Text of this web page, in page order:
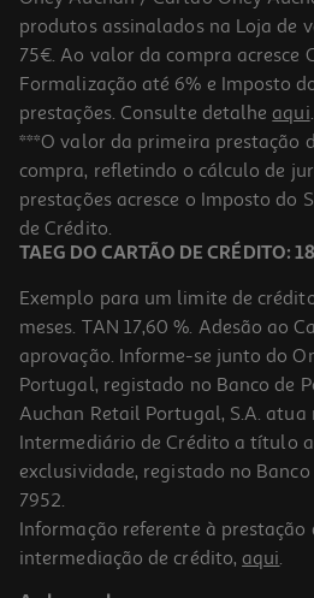
5.0
Alguidar Actuel Verde 10l
3.99 €/un
3,99 €
Alguidar Redondo 20l Cores Sortidas
produtos assinalados na Loja de
75€. Ao valor da compra acresce
Formalização até 6% e Imposto
prestações. Consulte detalhe aqui.
***O valor da primeira prestação
compra, refletindo o cálculo de
prestações acresce o Imposto do
de Crédito.
TAEG DO CARTÃO DE CRÉDITO:
Exemplo para um limite de
meses. TAN 17,60 %. Adesão ao
aprovação. Informe-se junto do
Portugal, registado no Banco de
Auchan Retail Portugal, S.A. atua
Intermediário de Crédito a título
exclusividade, registado no
7952.
Informação referente à prestação
intermediação de crédito, aqui.